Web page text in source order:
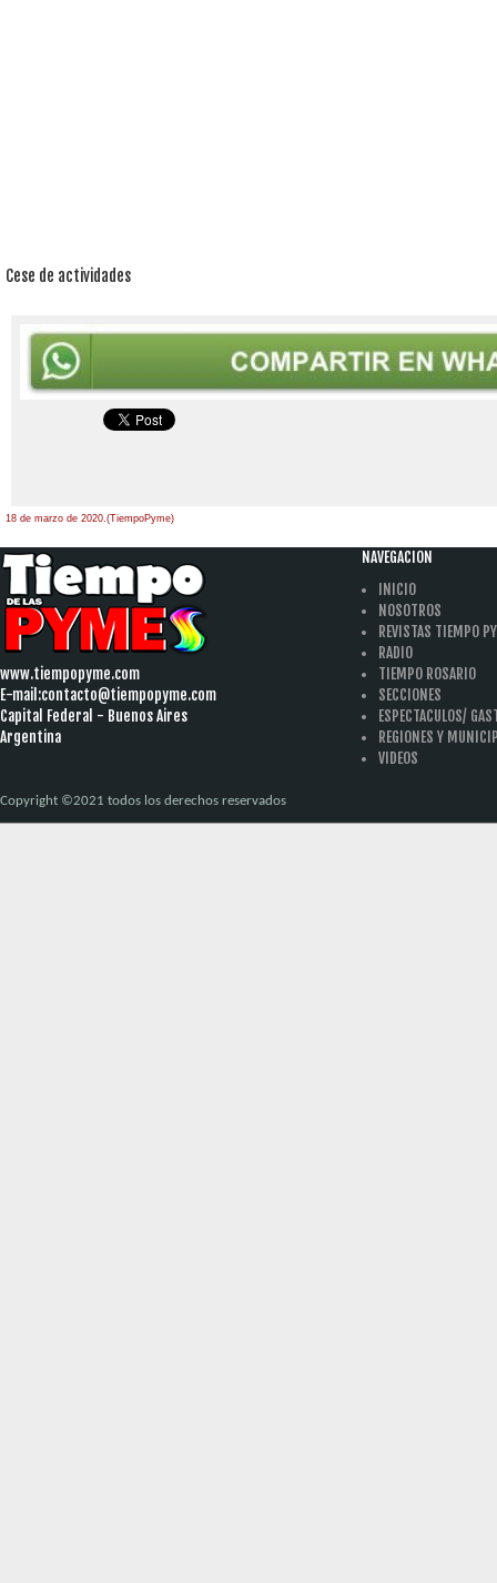
Cese de actividades
18 de marzo de 2020.(TiempoPyme)
www.tiempopyme.com
E-mail:contacto@tiempopyme.com
Capital Federal - Buenos Aires
Argentina
NAVEGACION
INICIO
NOSOTROS
REVISTAS TIEMPO
RADIO
TIEMPO ROSARIO
SECCIONES
ESPECTACULOS/
REGIONES Y
VIDEOS
Copyright ©2021 todos los derechos reservados